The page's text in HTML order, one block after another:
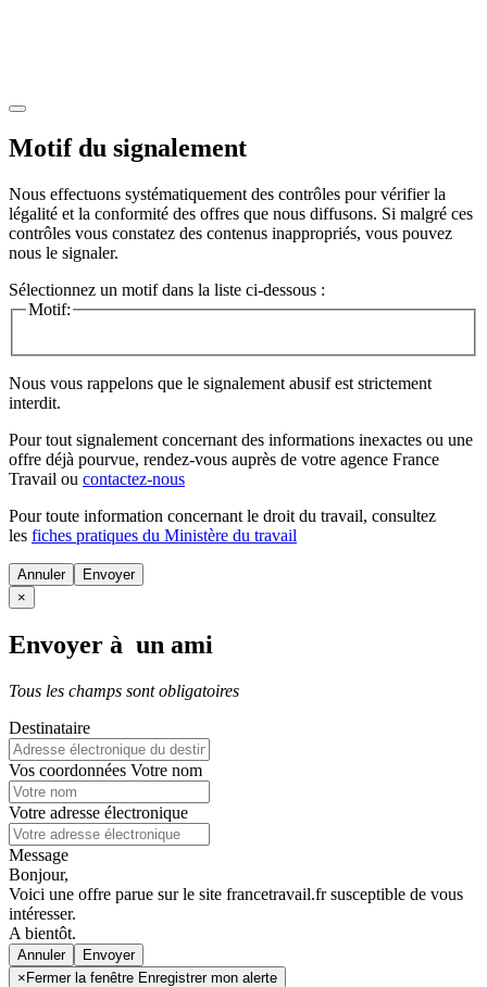
Motif du signalement
Nous effectuons systématiquement des contrôles pour vérifier la
légalité et la conformité des offres que nous diffusons. Si malgré ces
contrôles vous constatez des contenus inappropriés, vous pouvez
nous le signaler.
Sélectionnez un motif dans la liste ci-dessous :
Motif:
Nous vous rappelons que le signalement abusif est strictement
interdit.
Pour tout signalement concernant des informations inexactes ou une
offre déjà pourvue, rendez-vous auprès de votre agence France
Travail ou contactez-nous
Pour toute information concernant le droit du travail, consultez
les fiches pratiques du Ministère du travail
Annuler
×
Envoyer à un ami
Tous les champs sont obligatoires
Destinataire
Vos coordonnées Votre nom
Votre adresse électronique
Message
Bonjour,
Voici une offre parue sur le site francetravail.fr susceptible de vous
intéresser.
A bientôt.
Annuler
× Fermer la fenêtre Enregistrer mon alerte